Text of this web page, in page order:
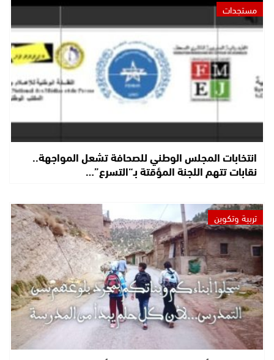
مستجدات
انتخابات المجلس الوطني للصحافة تشعل المواجهة..
نقابات تتهم اللجنة المؤقتة بـ“التسرع”…
تربية وتكوين